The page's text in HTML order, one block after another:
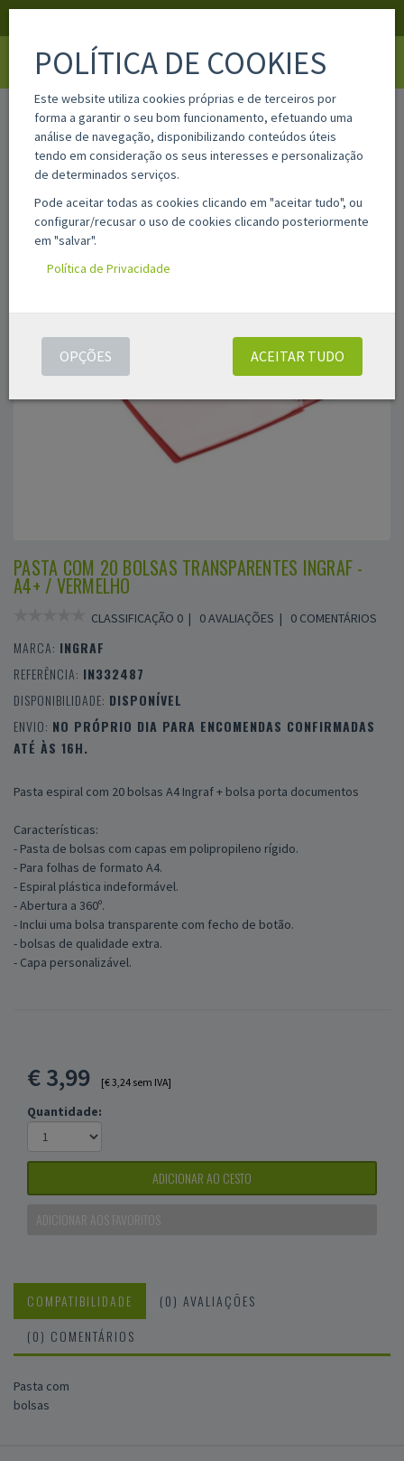
home in332487
PASTA COM 20 BOLSAS TRANSPARENTES INGRAF -
A4+ / VERMELHO
CLASSIFICAÇÃO 0 | 0 AVALIAÇÕES | 0 COMENTÁRIOS
MARCA: INGRAF
REFERÊNCIA: IN332487
DISPONIBILIDADE: DISPONÍVEL
ENVIO: NO PRÓPRIO DIA PARA ENCOMENDAS CONFIRMADAS
ATÉ ÀS 16H.
Pasta espiral com 20 bolsas A4 Ingraf + bolsa porta documentos
Características:
- Pasta de bolsas com capas em polipropileno rígido.
- Para folhas de formato A4.
- Espiral plástica indeformável.
- Abertura a 360º.
- Inclui uma bolsa transparente com fecho de botão.
- bolsas de qualidade extra.
- Capa personalizável.
€3,99 [€ 3,24 sem IVA]
Quantidade:
ADICIONAR AO CESTO
ADICIONAR AOS FAVORITOS
COMPATIBILIDADE
(0) AVALIAÇÕES
(0) COMENTÁRIOS
Pasta com
bolsas
POLÍTICA DE COOKIES
Este website utiliza cookies próprias e de terceiros por
forma a garantir o seu bom funcionamento, efetuando uma
análise de navegação, disponibilizando conteúdos úteis
tendo em consideração os seus interesses e personalização
de determinados serviços.
Pode aceitar todas as cookies clicando em "aceitar tudo", ou
configurar/recusar o uso de cookies clicando posteriormente
em "salvar".
Política de Privacidade
ACEITAR TUDO
OPÇÕES